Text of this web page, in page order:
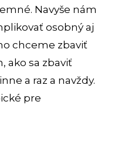
Navyše nám
osobný aj
chceme zbaviť
ako sa zbaviť
a raz a navždy.
pre